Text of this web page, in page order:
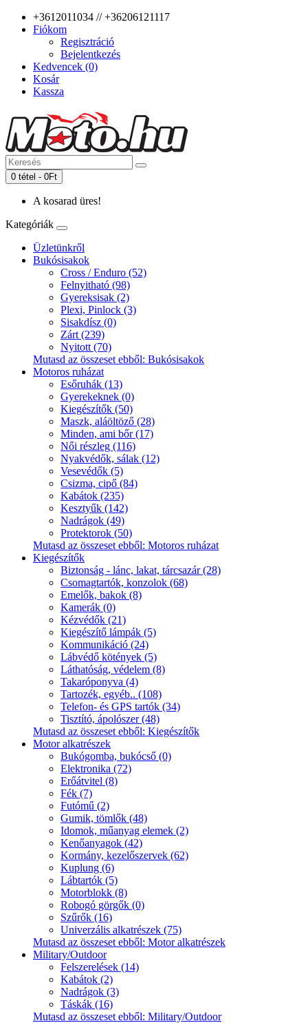
+3612011034 // +36206121117
Fiókom
Regisztráció
Bejelentkezés
Kedvencek (0)
Kosár
Kassza
0 tétel - 0Ft
A kosarad üres!
Kategóriák
Üzletünkről
Bukósisakok
Cross / Enduro (52)
Felnyitható (98)
Gyereksisak (2)
Plexi, Pinlock (3)
Sisakdísz (0)
Zárt (239)
Nyitott (70)
Mutasd az összeset ebből: Bukósisakok
Motoros ruházat
Esőruhák (13)
Gyerekeknek (0)
Kiegészítők (50)
Maszk, aláöltöző (28)
Minden, ami bőr (17)
Női részleg (116)
Nyakvédők, sálak (12)
Vesevédők (5)
Csizma, cipő (84)
Kabátok (235)
Kesztyűk (142)
Nadrágok (49)
Protektorok (50)
Mutasd az összeset ebből: Motoros ruházat
Kiegészítők
Biztonság - lánc, lakat, tárcsazár (28)
Csomagtartók, konzolok (68)
Emelők, bakok (8)
Kamerák (0)
Kézvédők (21)
Kiegészítő lámpák (5)
Kommunikáció (24)
Lábvédő kötények (5)
Láthatóság, védelem (8)
Takaróponyva (4)
Tartozék, egyéb.. (108)
Telefon- és GPS tartók (34)
Tisztító, ápolószer (48)
Mutasd az összeset ebből: Kiegészítők
Motor alkatrészek
Bukógomba, bukócső (0)
Elektronika (72)
Erőátvitel (8)
Fék (7)
Futómű (2)
Gumik, tömlők (48)
Idomok, műanyag elemek (2)
Kenőanyagok (42)
Kormány, kezelőszervek (62)
Kuplung (6)
Lábtartók (5)
Motorblokk (8)
Robogó görgők (0)
Szűrők (16)
Univerzális alkatrészek (75)
Mutasd az összeset ebből: Motor alkatrészek
Military/Outdoor
Felszerelések (14)
Kabátok (2)
Nadrágok (3)
Táskák (16)
Mutasd az összeset ebből: Military/Outdoor